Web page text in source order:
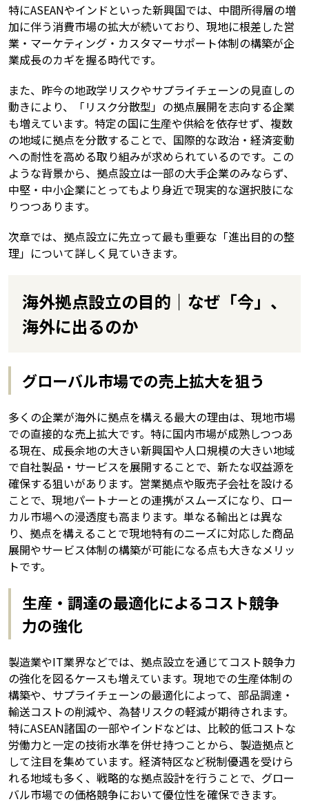
特にASEANやインドといった新興国では、中間所得層の増
加に伴う消費市場の拡大が続いており、現地に根差した営
業・マーケティング・カスタマーサポート体制の構築が企
業成長のカギを握る時代です。
また、昨今の地政学リスクやサプライチェーンの見直しの
動きにより、「リスク分散型」の拠点展開を志向する企業
も増えています。特定の国に生産や供給を依存せず、複数
の地域に拠点を分散することで、国際的な政治・経済変動
への耐性を高める取り組みが求められているのです。この
ような背景から、拠点設立は一部の大手企業のみならず、
中堅・中小企業にとってもより身近で現実的な選択肢にな
りつつあります。
次章では、拠点設立に先立って最も重要な「進出目的の整
理」について詳しく見ていきます。
海外拠点設立の目的｜なぜ「今」、
海外に出るのか
グローバル市場での売上拡大を狙う
多くの企業が海外に拠点を構える最大の理由は、現地市場
での直接的な売上拡大です。特に国内市場が成熟しつつあ
る現在、成長余地の大きい新興国や人口規模の大きい地域
で自社製品・サービスを展開することで、新たな収益源を
確保する狙いがあります。営業拠点や販売子会社を設ける
ことで、現地パートナーとの連携がスムーズになり、ロー
カル市場への浸透度も高まります。単なる輸出とは異な
り、拠点を構えることで現地特有のニーズに対応した商品
展開やサービス体制の構築が可能になる点も大きなメリッ
トです。
生産・調達の最適化によるコスト競争
力の強化
製造業やIT業界などでは、拠点設立を通じてコスト競争力
の強化を図るケースも増えています。現地での生産体制の
構築や、サプライチェーンの最適化によって、部品調達・
輸送コストの削減や、為替リスクの軽減が期待されます。
特にASEAN諸国の一部やインドなどは、比較的低コストな
労働力と一定の技術水準を併せ持つことから、製造拠点と
して注目を集めています。経済特区など税制優遇を受けら
れる地域も多く、戦略的な拠点設計を行うことで、グロー
バル市場での価格競争において優位性を確保できます。